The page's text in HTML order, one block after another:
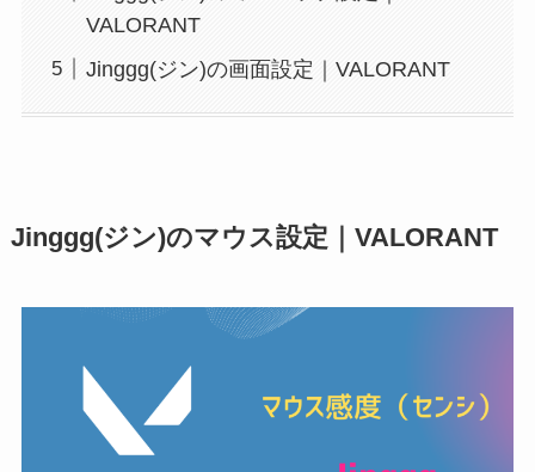
VALORANT
Jinggg(ジン)の画面設定｜VALORANT
Jinggg(ジン)のマウス設定｜VALORANT